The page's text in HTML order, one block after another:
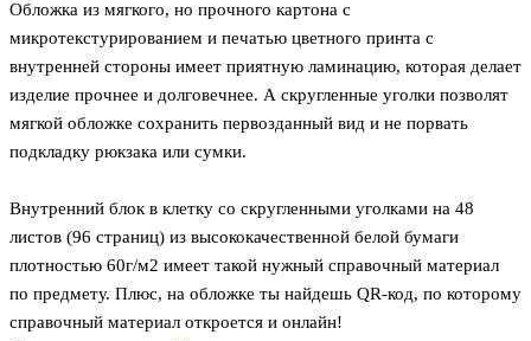
Обложка из мягкого, но прочного картона с
микротекстурированием и печатью цветного принта с
внутренней стороны имеет приятную ламинацию, которая делает
изделие прочнее и долговечнее. А скругленные уголки позволят
мягкой обложке сохранить первозданный вид и не порвать
подкладку рюкзака или сумки.
Внутренний блок в клетку со скругленными уголками на 48
листов (96 страниц) из высококачественной белой бумаги
плотностью 60г/м2 имеет такой нужный справочный материал
по предмету. Плюс, на обложке ты найдешь QR-код, по которому
справочный материал откроется и онлайн!